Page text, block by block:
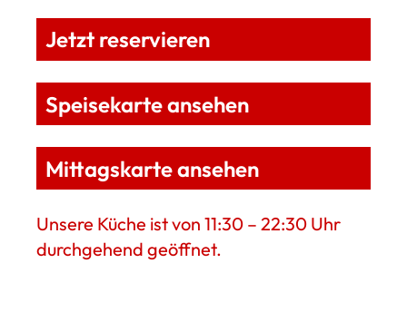
Jetzt reservieren
Speisekarte ansehen
Mittagskarte ansehen
Unsere Küche ist von 11:30 – 22:30 Uhr
durchgehend geöffnet.